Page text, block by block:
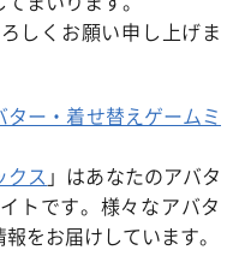
しくお願い申し上げま
ター・着せ替えゲームミ
クス 」
はあなたのアバタ
トです。 様々なアバタ
をお届けしています。